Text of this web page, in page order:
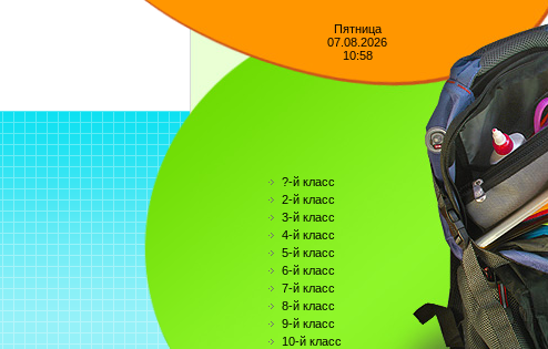
Пятница
07.08.2026
10:58
?-й класс
2-й класс
3-й класс
4-й класс
5-й класс
6-й класс
7-й класс
8-й класс
9-й класс
10-й класс